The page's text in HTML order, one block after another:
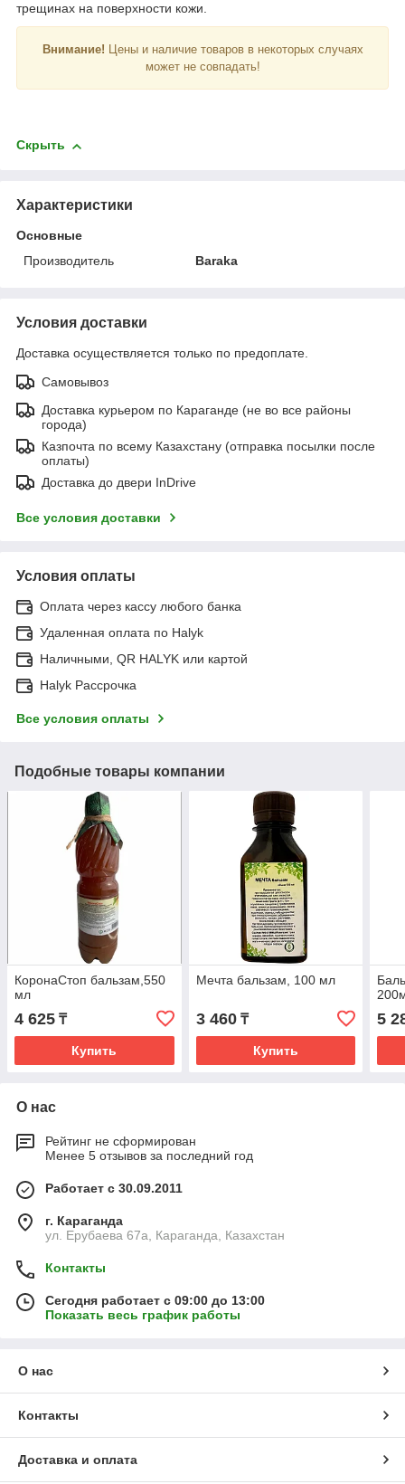
трещинах на поверхности кожи.
Внимание! Цены и наличие товаров в некоторых случаях
может не совпадать!
Скрыть
Характеристики
Основные
Производитель
Baraka
Условия доставки
Доставка осуществляется только по предоплате.
Самовывоз
Доставка курьером по Караганде (не во все районы
города)
Казпочта по всему Казахстану (отправка посылки после
оплаты)
Доставка до двери InDrive
Все условия доставки
Условия оплаты
Оплата через кассу любого банка
Удаленная оплата по Halyk
Наличными, QR HALYK или картой
Halyk Рассрочка
Все условия оплаты
Подобные товары компании
КоронаСтоп бальзам,550
мл
4 625 ₸
Купить
Мечта бальзам, 100 мл
3 460₸
Купить
5
О нас
Рейтинг не сформирован
Менее 5 отзывов за последний год
Работает с 30.09.2011
г. Караганда
ул. Ерубаева 67а, Караганда, Казахстан
Контакты
Сегодня работает с 09:00 до 13:00
Показать весь график работы
О нас
Контакты
Доставка и оплата